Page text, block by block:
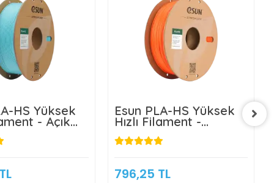
HS Yüksek
- Açık
Esun PLA-HS Yüksek
Hızlı Filament -
Turuncu
796,25 TL